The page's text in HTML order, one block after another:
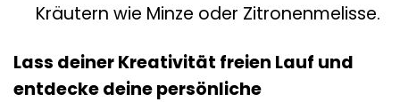
Kräutern wie Minze oder Zitronenmelisse.
Lass deiner Kreativität freien Lauf und
entdecke deine persönliche